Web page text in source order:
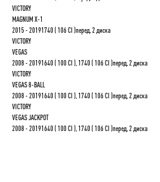
VICTORY
MAGNUM X-1
2015 - 20191740 ( 106 CI )перед, 2 диска
VICTORY
VEGAS
2008 - 20191640 ( 100 CI ), 1740 ( 106 CI )перед, 2 диска
VICTORY
VEGAS 8-BALL
2008 - 20191640 ( 100 CI ), 1740 ( 106 CI )перед, 2 диска
VICTORY
VEGAS JACKPOT
2008 - 20191640 ( 100 CI ), 1740 ( 106 CI )перед, 2 диска